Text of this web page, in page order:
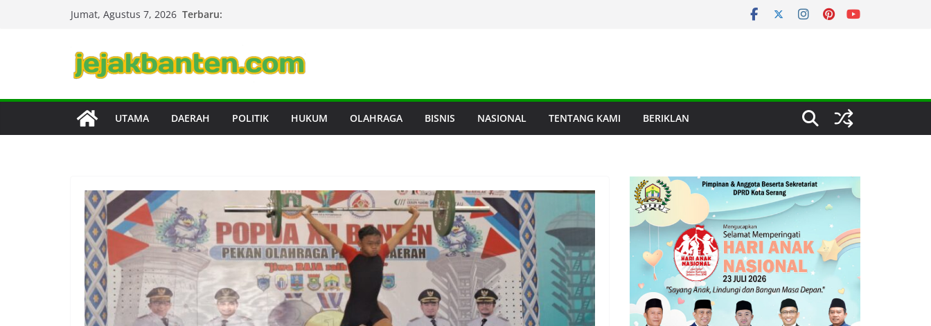
Jumat, Agustus 7, 2026 Terbaru:
UTAMA DAERAH POLITIK HUKUM OLAHRAGA BISNIS NASIONAL TENTANG KAMI BERIKLAN